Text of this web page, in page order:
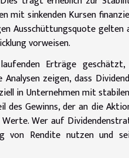
mit sinkenden Kursen
Ausschüttungsquote
vorweisen.
Erträge
zeigen, dass
in Unternehmen mit
Gewinns, der an die
Wer auf
von Rendite nutzen und